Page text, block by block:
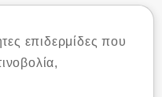
επιδερμίδες που